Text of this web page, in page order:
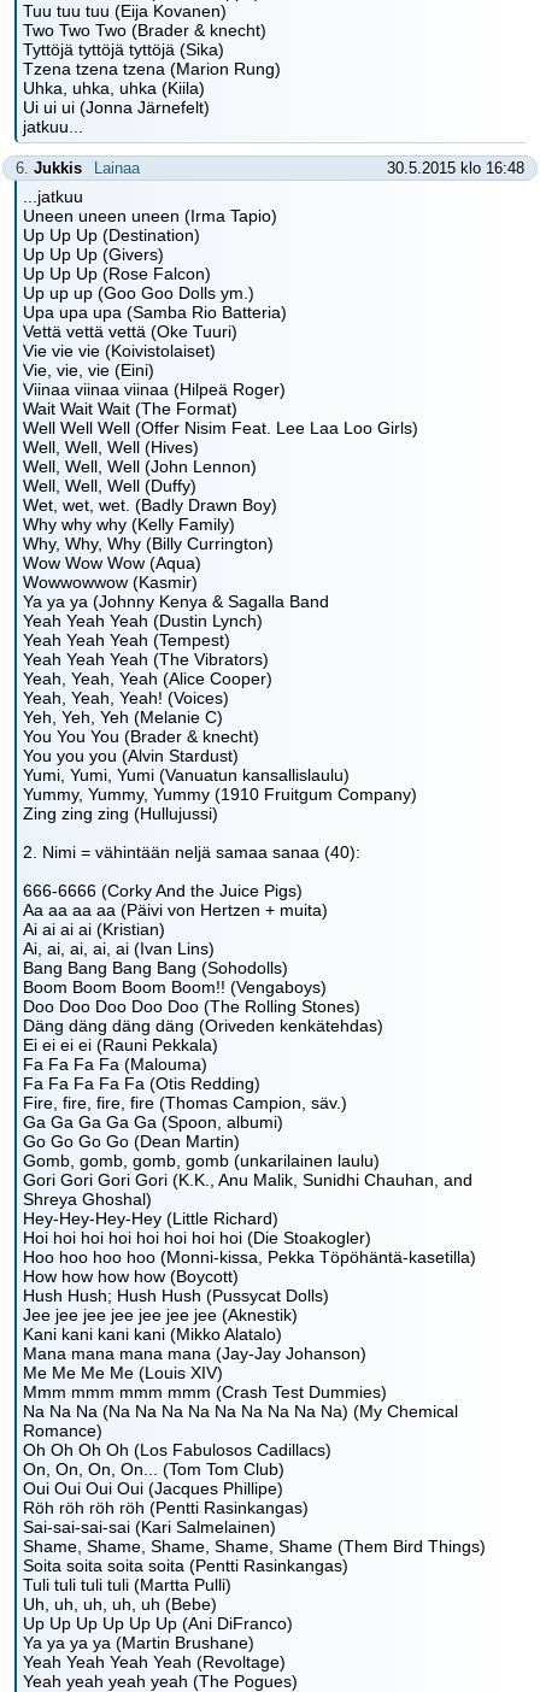
Tuu tuu tuu (Eija Kovanen)
Two Two Two (Brader & knecht)
Tyttöjä tyttöjä tyttöjä (Sika)
Tzena tzena tzena (Marion Rung)
Uhka, uhka, uhka (Kiila)
Ui ui ui (Jonna Järnefelt)
jatkuu...
6. Jukkis Lainaa 30.5.2015 klo 16:48
...jatkuu
Uneen uneen uneen (Irma Tapio)
Up Up Up (Destination)
Up Up Up (Givers)
Up Up Up (Rose Falcon)
Up up up (Goo Goo Dolls ym.)
Upa upa upa (Samba Rio Batteria)
Vettä vettä vettä (Oke Tuuri)
Vie vie vie (Koivistolaiset)
Vie, vie, vie (Eini)
Viinaa viinaa viinaa (Hilpeä Roger)
Wait Wait Wait (The Format)
Well Well Well (Offer Nisim Feat. Lee Laa Loo Girls)
Well, Well, Well (Hives)
Well, Well, Well (John Lennon)
Well, Well, Well (Duffy)
Wet, wet, wet. (Badly Drawn Boy)
Why why why (Kelly Family)
Why, Why, Why (Billy Currington)
Wow Wow Wow (Aqua)
Wowwowwow (Kasmir)
Ya ya ya (Johnny Kenya & Sagalla Band
Yeah Yeah Yeah (Dustin Lynch)
Yeah Yeah Yeah (Tempest)
Yeah Yeah Yeah (The Vibrators)
Yeah, Yeah, Yeah (Alice Cooper)
Yeah, Yeah, Yeah! (Voices)
Yeh, Yeh, Yeh (Melanie C)
You You You (Brader & knecht)
You you you (Alvin Stardust)
Yumi, Yumi, Yumi (Vanuatun kansallislaulu)
Yummy, Yummy, Yummy (1910 Fruitgum Company)
Zing zing zing (Hullujussi)
2. Nimi = vähintään neljä samaa sanaa (40):
666-6666 (Corky And the Juice Pigs)
Aa aa aa aa (Päivi von Hertzen + muita)
Ai ai ai ai (Kristian)
Ai, ai, ai, ai, ai (Ivan Lins)
Bang Bang Bang Bang (Sohodolls)
Boom Boom Boom Boom!! (Vengaboys)
Doo Doo Doo Doo Doo (The Rolling Stones)
Däng däng däng däng (Oriveden kenkätehdas)
Ei ei ei ei (Rauni Pekkala)
Fa Fa Fa Fa (Malouma)
Fa Fa Fa Fa Fa (Otis Redding)
Fire, fire, fire, fire (Thomas Campion, säv.)
Ga Ga Ga Ga Ga (Spoon, albumi)
Go Go Go Go (Dean Martin)
Gomb, gomb, gomb, gomb (unkarilainen laulu)
Gori Gori Gori Gori (K.K., Anu Malik, Sunidhi Chauhan, and
Shreya Ghoshal)
Hey-Hey-Hey-Hey (Little Richard)
Hoi hoi hoi hoi hoi hoi hoi hoi (Die Stoakogler)
Hoo hoo hoo hoo (Monni-kissa, Pekka Töpöhäntä-kasetilla)
How how how how (Boycott)
Hush Hush; Hush Hush (Pussycat Dolls)
Jee jee jee jee jee jee jee (Aknestik)
Kani kani kani kani (Mikko Alatalo)
Mana mana mana mana (Jay-Jay Johanson)
Me Me Me Me (Louis XIV)
Mmm mmm mmm mmm (Crash Test Dummies)
Na Na Na (Na Na Na Na Na Na Na Na Na) (My Chemical
Romance)
Oh Oh Oh Oh (Los Fabulosos Cadillacs)
On, On, On, On... (Tom Tom Club)
Oui Oui Oui Oui (Jacques Phillipe)
Röh röh röh röh (Pentti Rasinkangas)
Sai-sai-sai-sai (Kari Salmelainen)
Shame, Shame, Shame, Shame, Shame (Them Bird Things)
Soita soita soita soita (Pentti Rasinkangas)
Tuli tuli tuli tuli (Martta Pulli)
Uh, uh, uh, uh, uh (Bebe)
Up Up Up Up Up Up (Ani DiFranco)
Ya ya ya ya (Martin Brushane)
Yeah Yeah Yeah Yeah (Revoltage)
Yeah yeah yeah yeah (The Pogues)